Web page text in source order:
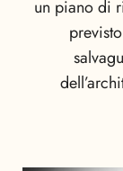
un piano di